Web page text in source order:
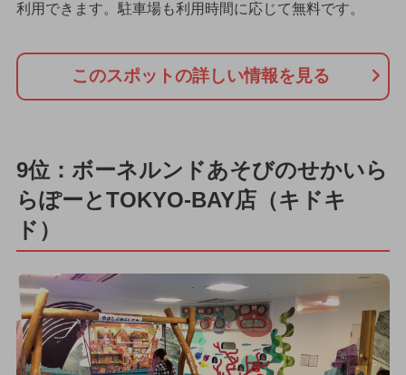
利用できます。駐車場も利用時間に応じて無料です。
このスポットの詳しい情報を見る
9位：ボーネルンドあそびのせかいら
らぽーとTOKYO-BAY店（キドキ
ド）